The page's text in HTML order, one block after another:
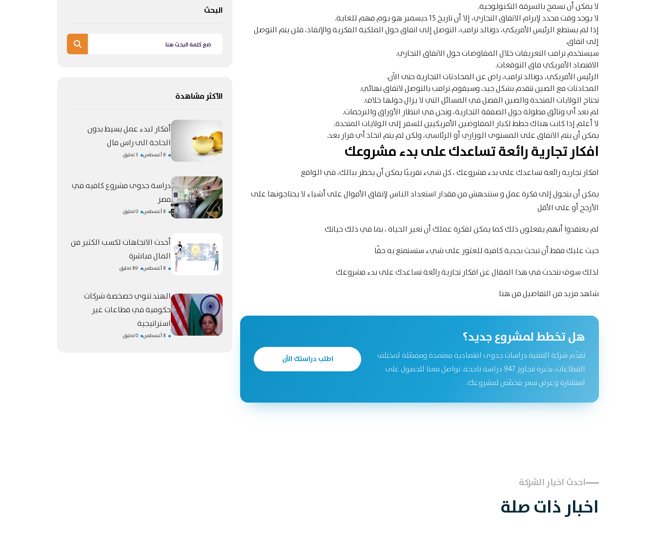
لا يمكن أن نسمح بالسرقة التكنولوجية.
لا يوجد وقت محدد لإبرام الاتفاق التجاري، إلا أن تاريخ 15 ديسمبر هو يوم مهم للغاية.
إذا لم يستطع الرئيس الأمريكي، دونالد ترامب، التوصل إلى اتفاق حول الملكية الفكرية والإنفاذ، فلن يتم التوصل
إلى اتفاق.
سيستخدم ترامب التعريفات خلال المفاوضات حول الاتفاق التجاري.
الاقتصاد الأمريكي فاق التوقعات.
الرئيس الأمريكي، دونالد ترامب، راض عن المحادثات التجارية حتى الآن.
المحادثات مع الصين تتقدم بشكل جيد، وسيقوم ترامب بالتوصل لاتفاق نهائي.
تحتاج الولايات المتحدة والصين الفصل في المسائل التي لا يزال حولها خلاف.
لم نعد أي وثائق مطولة حول الصفقة التجارية، ونحن في انتظار الأوراق والترجمات.
لا أعلم إذا كانت هناك خطط لكبار المفاوضين الأمريكيين للسفر إلى الولايات المتحدة.
يمكن أن يتم الاتفاق على المستوى الوزاري أو الرئاسي، ولكن لم يتم اتخاذ أي قرار بعد.
افكار تجارية رائعة تساعدك على بدء مشروعك
افكار تجارية رائعة تساعدك على بدء مشروعك ، كل شيء تقريبًا يمكن أن يخطر ببالك، في الواقع
يمكن أن يتحول إلى فكرة عمل و ستندهش من مقدار استعداد الناس لإنفاق الأموال على أشياء لا يحتاجونها على
الأرجح أو على الأقل
لم يعتقدوا أنهم يفعلون ذلك كما يمكن لفكرة عملك أن تغير الحياة ، بما في ذلك حياتك
حيث عليك فقط أن تبحث بجدية كافية للعثور على شيء ستستمتع به حقًا
لذلك سوف نتحدث في هذا المقال عن افكار تجارية رائعة تساعدك على بدء مشروعك
شاهد مزيد من التفاصيلمن هنا
هل تخطط لمشروع جديد؟
تقدّم شركة التقنية دراسات جدوى اقتصادية معتمدة ومفصّلة لمختلف
القطاعات، بخبرة تتجاوز 947 دراسة ناجحة. تواصل معنا للحصول على
استشارة وعرض سعر مخصّص لمشروعك.
اطلب دراستك الآن
البحث
الأكثر مشاهدة
أفكار لبدء عمل بسيط بدون
الحاجة الى راس مال
8 أغسطس 3 تعليق
دراسة جدوى مشروع كافيه في
مصر
8 أغسطس 0 تعليق
أحدث الاتجاهات لكسب الكثير من
المال مباشرة
8 أغسطس 89 تعليق
الهند تنوي خصخصة شركات
حكومية في قطاعات غير
استراتيجية
8 أغسطس 0 تعليق
احدث اخبار الشركة
اخبار ذات صلة